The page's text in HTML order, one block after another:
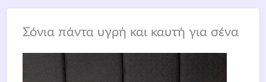
Σόνια πάντα υγρή και καυτή για σένα